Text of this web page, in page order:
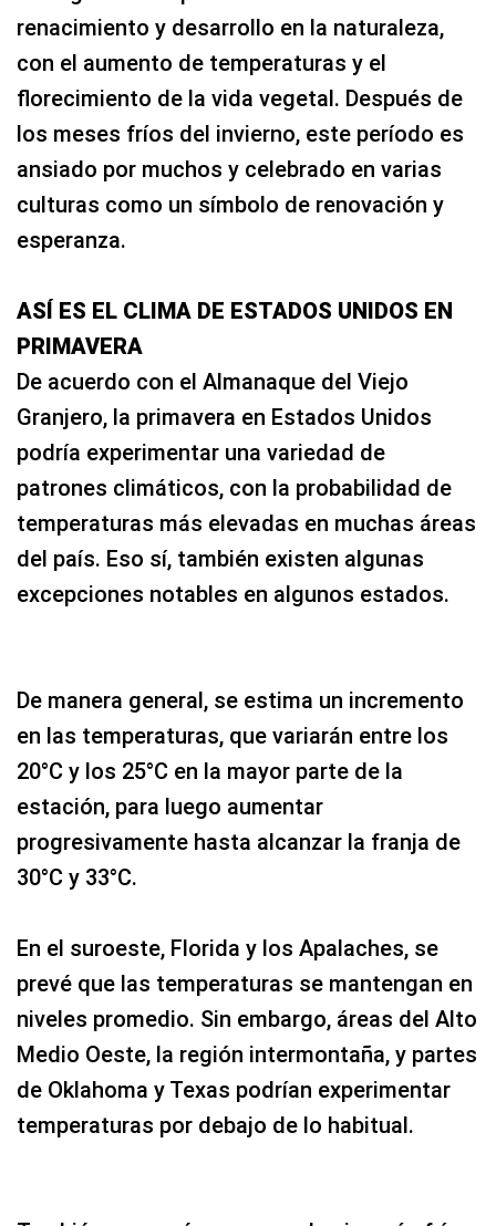
renacimiento y desarrollo en la naturaleza,
con el aumento de temperaturas y el
florecimiento de la vida vegetal. Después de
los meses fríos del invierno, este período es
ansiado por muchos y celebrado en varias
culturas como un símbolo de renovación y
esperanza.
ASÍ ES EL CLIMA DE ESTADOS UNIDOS EN
PRIMAVERA
De acuerdo con el Almanaque del Viejo
Granjero, la primavera en Estados Unidos
podría experimentar una variedad de
patrones climáticos, con la probabilidad de
temperaturas más elevadas en muchas áreas
del país. Eso sí, también existen algunas
excepciones notables en algunos estados.
De manera general, se estima un incremento
en las temperaturas, que variarán entre los
20°C y los 25°C en la mayor parte de la
estación, para luego aumentar
progresivamente hasta alcanzar la franja de
30°C y 33°C.
En el suroeste, Florida y los Apalaches, se
prevé que las temperaturas se mantengan en
niveles promedio. Sin embargo, áreas del Alto
Medio Oeste, la región intermontaña, y partes
de Oklahoma y Texas podrían experimentar
temperaturas por debajo de lo habitual.